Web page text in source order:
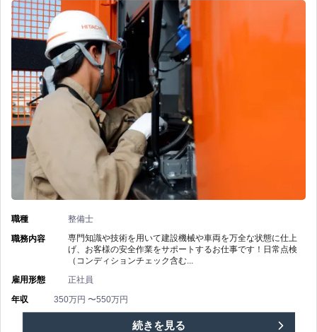
日
資
格
取
得
援
り/
整
備】
レ
ン
タ
株
式
社/
職種
整備士
職務内容
専門知識や技術を用いて建設機械や車両を万全な状態に仕上
げ、お客様の安全作業をサポートするお仕事です！日常点検
（コンディションチェック含む...
雇用形態
正社員
年収
350万円 〜550万円
【藤
続きを見る